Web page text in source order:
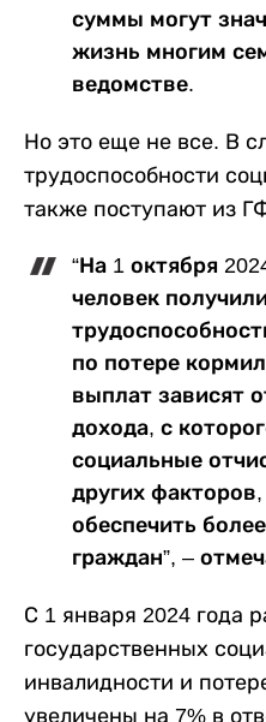
суммы могут
жизнь многим
ведомстве.
Но это еще не все. В
трудоспособности
также поступают из
“На 1 октября
человек
по потере
выплат зависят
дохода, с
социальные
других
обеспечить
граждан”, –
С 1 января 2024 года
государственных
инвалидности и
увеличены на 7% в